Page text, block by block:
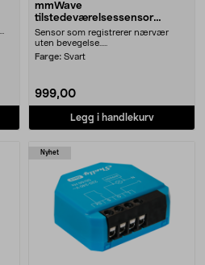
mmWave
tilstedeværelsessensor
wifi/Zigbee
Sensor som registrerer nærvær
uten bevegelse.....
Farge: Svart
999,00
Legg i handlekurv
Nyhet